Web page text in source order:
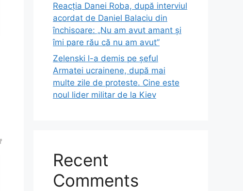
Reacția Danei Roba, după interviul
acordat de Daniel Balaciu din
închisoare: „Nu am avut amant și
îmi pare rău că nu am avut”
Zelenski l-a demis pe șeful
Armatei ucrainene, după mai
multe zile de proteste. Cine este
noul lider militar de la Kiev
Recent
Comments